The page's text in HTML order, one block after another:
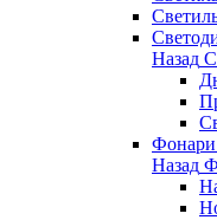
Назад
Назад